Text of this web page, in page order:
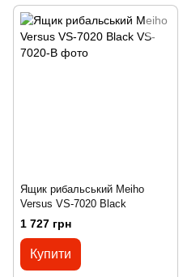
Ящик рибальський Meiho
Versus VS-7020 Black
1 727 грн
Купити